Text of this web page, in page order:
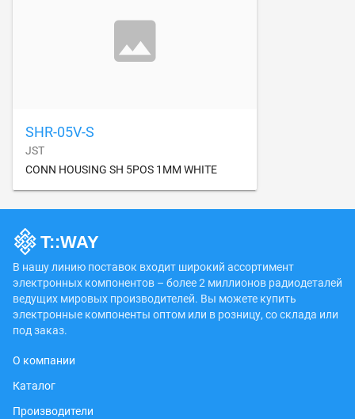
SHR-05V-S
JST
CONN HOUSING SH 5POS 1MM WHITE
В нашу линию поставок входит широкий ассортимент
электронных компонентов – более 2 миллионов радиодеталей
ведущих мировых производителей. Вы можете купить
электронные компоненты оптом или в розницу, со склада или
под заказ.
О компании
Каталог
Производители